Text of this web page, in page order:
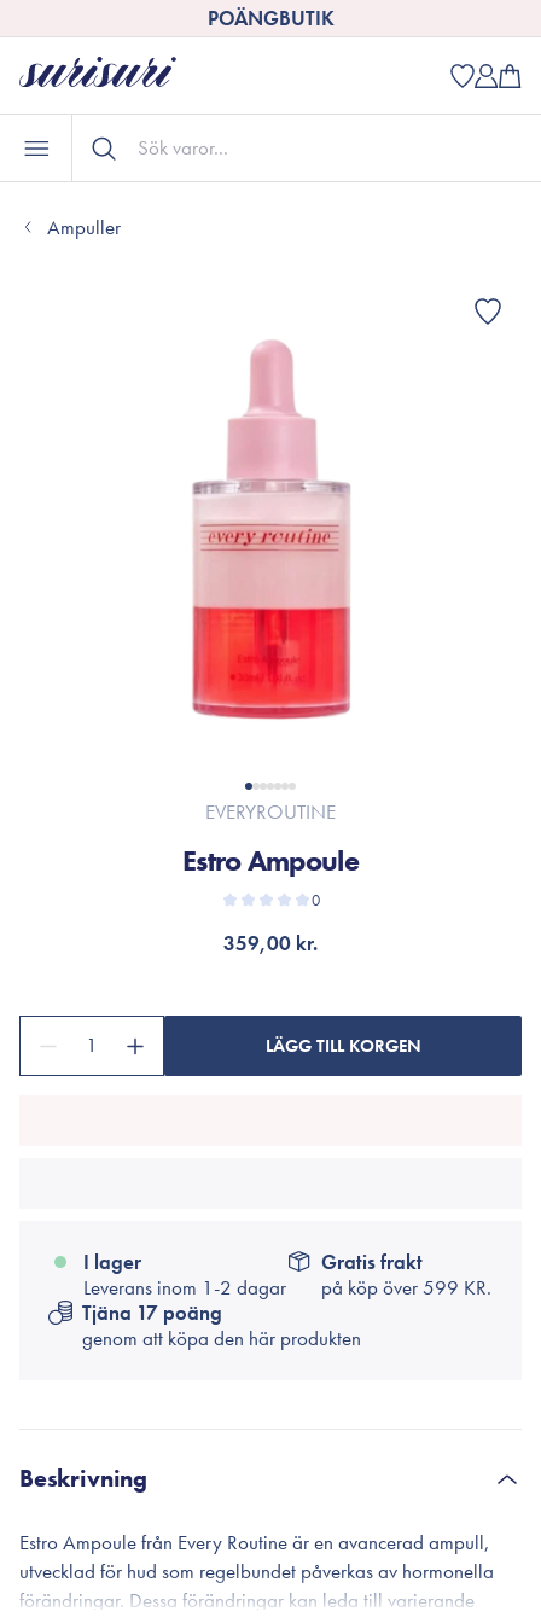
POÄNGBUTIK
Ampuller
EVERYROUTINE
Estro Ampoule
0
359,00 kr.
1 LÄGG TILL KORGEN
I lager
Leverans inom 1-2 dagar
Gratis frakt
på köp över599 KR.
Tjäna 17 poäng
genom att köpa den här produkten
Beskrivning
Estro Ampoule från Every Routine är en avancerad ampull,
utvecklad för hud som regelbundet påverkas av hormonella
förändringar. Dessa förändringar kan leda till varierande